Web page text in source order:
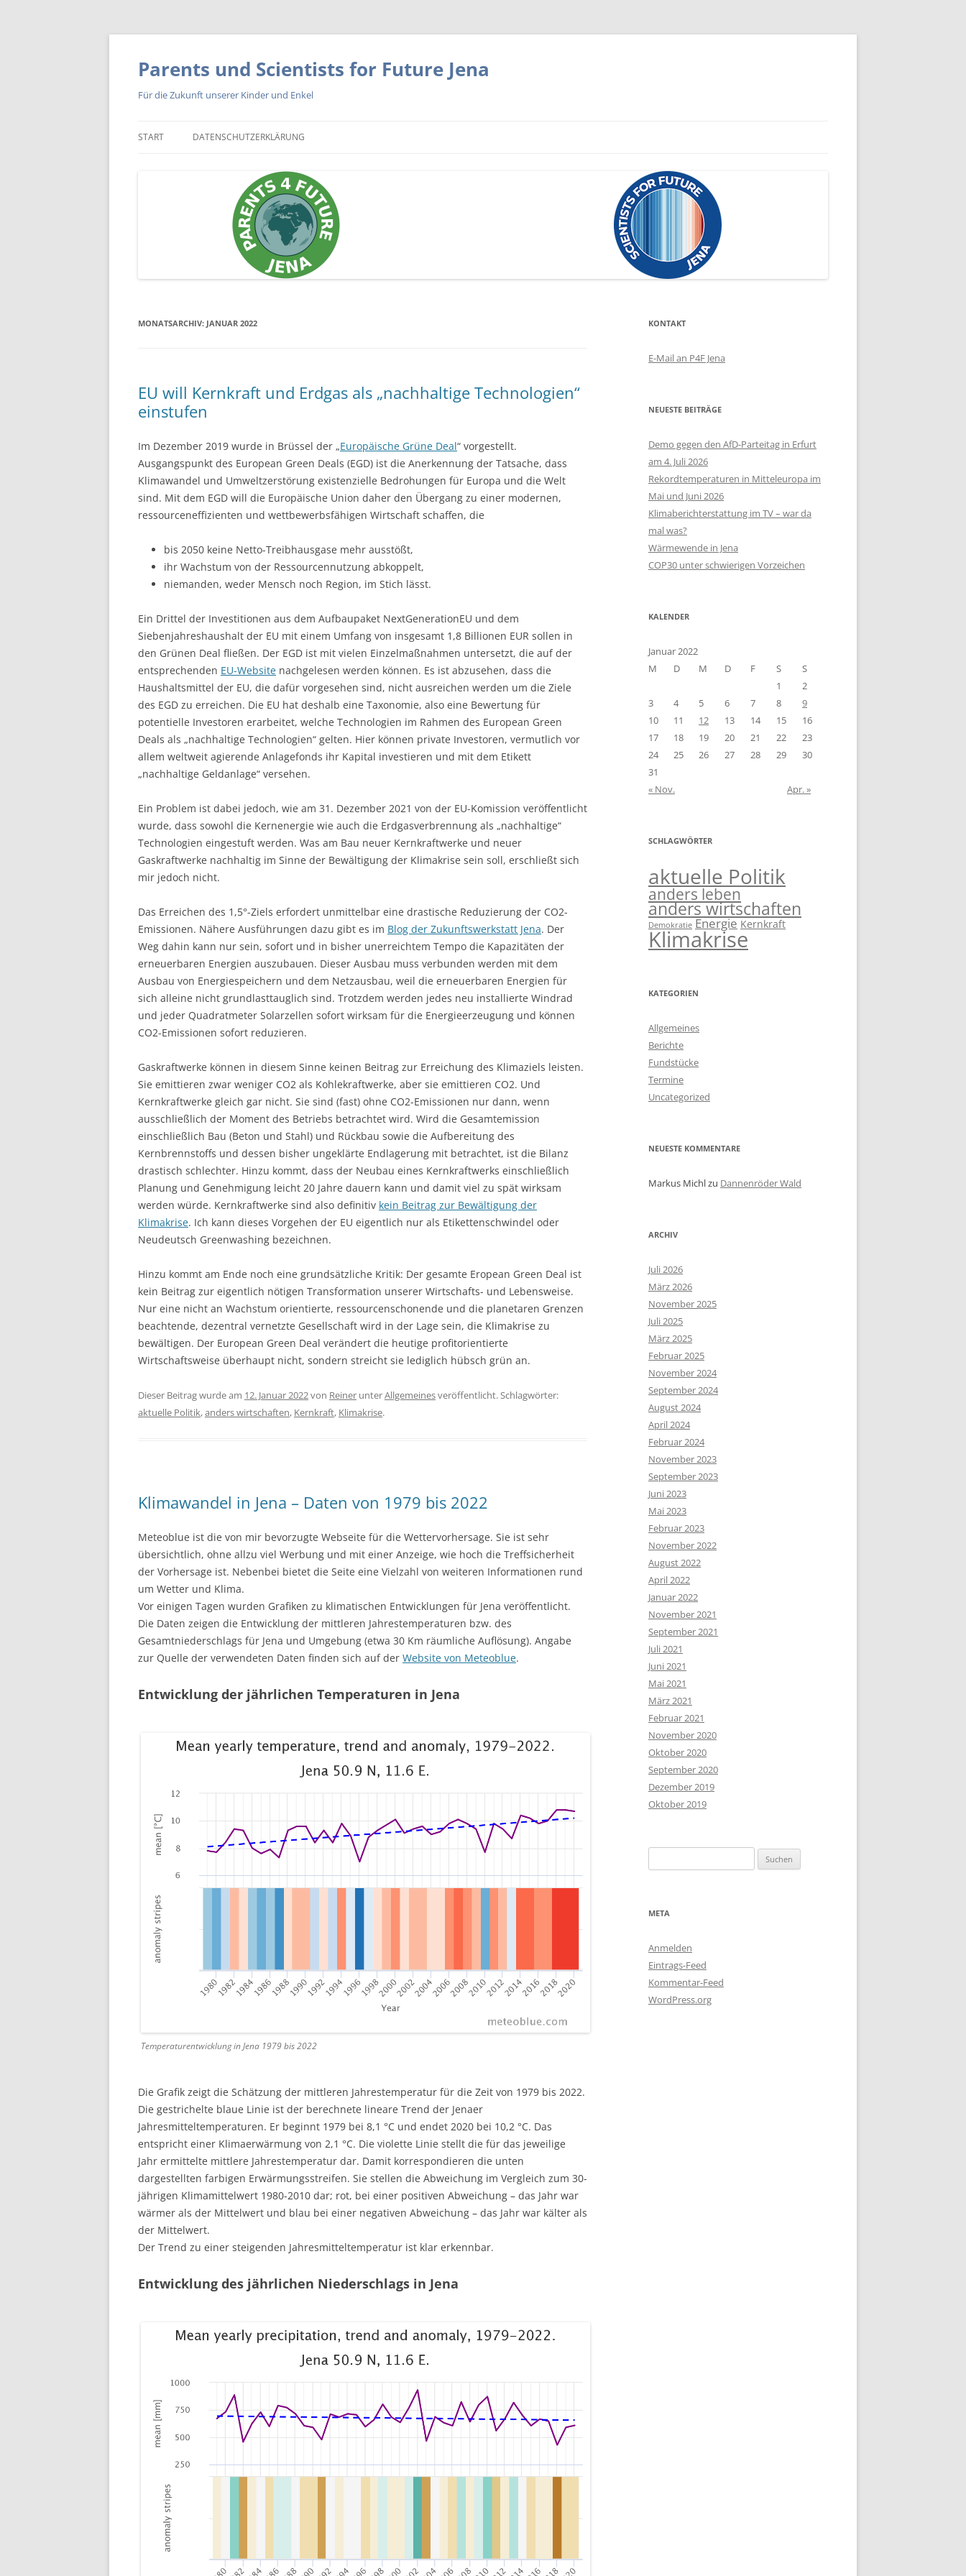
Zum
Parents und Scientists for Future Jena
Für die Zukunft unserer Kinder und Enkel
START DATENSCHUTZERKLÄRUNG
MONATSARCHIV: JANUAR 2022
EU will Kernkraft und Erdgas als „nachhaltige Technologien“
einstufen
Im Dezember 2019 wurde in Brüssel der „Europäische Grüne Deal“ vorgestellt.
Ausgangspunkt des European Green Deals (EGD) ist die Anerkennung der Tatsache, dass
Klimawandel und Umweltzerstörung existenzielle Bedrohungen für Europa und die Welt
sind. Mit dem EGD will die Europäische Union daher den Übergang zu einer modernen,
ressourceneffizienten und wettbewerbsfähigen Wirtschaft schaffen, die
bis 2050 keine Netto-Treibhausgase mehr ausstößt,
ihr Wachstum von der Ressourcennutzung abkoppelt,
niemanden, weder Mensch noch Region, im Stich lässt.
Ein Drittel der Investitionen aus dem Aufbaupaket NextGenerationEU und dem
Siebenjahreshaushalt der EU mit einem Umfang von insgesamt 1,8 Billionen EUR sollen in
den Grünen Deal fließen. Der EGD ist mit vielen Einzelmaßnahmen untersetzt, die auf der
entsprechenden EU-Website nachgelesen werden können. Es ist abzusehen, dass die
Haushaltsmittel der EU, die dafür vorgesehen sind, nicht ausreichen werden um die Ziele
des EGD zu erreichen. Die EU hat deshalb eine Taxonomie, also eine Bewertung für
potentielle Investoren erarbeitet, welche Technologien im Rahmen des European Green
Deals als „nachhaltige Technologien“ gelten. Hier können private Investoren, vermutlich vor
allem weltweit agierende Anlagefonds ihr Kapital investieren und mit dem Etikett
„nachhaltige Geldanlage“ versehen.
Ein Problem ist dabei jedoch, wie am 31. Dezember 2021 von der EU-Komission veröffentlicht
wurde, dass sowohl die Kernenergie wie auch die Erdgasverbrennung als „nachhaltige“
Technologien eingestuft werden. Was am Bau neuer Kernkraftwerke und neuer
Gaskraftwerke nachhaltig im Sinne der Bewältigung der Klimakrise sein soll, erschließt sich
mir jedoch nicht.
Das Erreichen des 1,5°-Ziels erfordert unmittelbar eine drastische Reduzierung der CO2-
Emissionen. Nähere Ausführungen dazu gibt es im Blog der Zukunftswerkstatt Jena. Der
Weg dahin kann nur sein, sofort und in bisher unerreichtem Tempo die Kapazitäten der
erneuerbaren Energien auszubauen. Dieser Ausbau muss verbunden werden mit dem
Ausbau von Energiespeichern und dem Netzausbau, weil die erneuerbaren Energien für
sich alleine nicht grundlasttauglich sind. Trotzdem werden jedes neu installierte Windrad
und jeder Quadratmeter Solarzellen sofort wirksam für die Energieerzeugung und können
CO2-Emissionen sofort reduzieren.
Gaskraftwerke können in diesem Sinne keinen Beitrag zur Erreichung des Klimaziels leisten.
Sie emittieren zwar weniger CO2 als Kohlekraftwerke, aber sie emittieren CO2. Und
Kernkraftwerke gleich gar nicht. Sie sind (fast) ohne CO2-Emissionen nur dann, wenn
ausschließlich der Moment des Betriebs betrachtet wird. Wird die Gesamtemission
einschließlich Bau (Beton und Stahl) und Rückbau sowie die Aufbereitung des
Kernbrennstoffs und dessen bisher ungeklärte Endlagerung mit betrachtet, ist die Bilanz
drastisch schlechter. Hinzu kommt, dass der Neubau eines Kernkraftwerks einschließlich
Planung und Genehmigung leicht 20 Jahre dauern kann und damit viel zu spät wirksam
werden würde. Kernkraftwerke sind also definitiv kein Beitrag zur Bewältigung der
Klimakrise. Ich kann dieses Vorgehen der EU eigentlich nur als Etikettenschwindel oder
Neudeutsch Greenwashing bezeichnen.
Hinzu kommt am Ende noch eine grundsätzliche Kritik: Der gesamte Eropean Green Deal ist
kein Beitrag zur eigentlich nötigen Transformation unserer Wirtschafts- und Lebensweise.
Nur eine nicht an Wachstum orientierte, ressourcenschonende und die planetaren Grenzen
beachtende, dezentral vernetzte Gesellschaft wird in der Lage sein, die Klimakrise zu
bewältigen. Der European Green Deal verändert die heutige profitorientierte
Wirtschaftsweise überhaupt nicht, sondern streicht sie lediglich hübsch grün an.
Dieser Beitrag wurde am 12. Januar 2022von Reiner unterAllgemeinesveröffentlicht. Schlagwörter:
aktuelle Politik,anders wirtschaften, Kernkraft, Klimakrise.
Klimawandel in Jena – Daten von 1979 bis 2022
Meteoblue ist die von mir bevorzugte Webseite für die Wettervorhersage. Sie ist sehr
übersichtlich, ohne allzu viel Werbung und mit einer Anzeige, wie hoch die Treffsicherheit
der Vorhersage ist. Nebenbei bietet die Seite eine Vielzahl von weiteren Informationen rund
um Wetter und Klima.
Vor einigen Tagen wurden Grafiken zu klimatischen Entwicklungen für Jena veröffentlicht.
Die Daten zeigen die Entwicklung der mittleren Jahrestemperaturen bzw. des
Gesamtniederschlags für Jena und Umgebung (etwa 30 Km räumliche Auflösung). Angabe
zur Quelle der verwendeten Daten finden sich auf der Website von Meteoblue.
Entwicklung der jährlichen Temperaturen in Jena
Temperaturentwicklung in Jena 1979 bis 2022
Die Grafik zeigt die Schätzung der mittleren Jahrestemperatur für die Zeit von 1979 bis 2022.
Die gestrichelte blaue Linie ist der berechnete lineare Trend der Jenaer
Jahresmitteltemperaturen. Er beginnt 1979 bei 8,1 °C und endet 2020 bei 10,2 °C. Das
entspricht einer Klimaerwärmung von 2,1 °C. Die violette Linie stellt die für das jeweilige
Jahr ermittelte mittlere Jahrestemperatur dar. Damit korrespondieren die unten
dargestellten farbigen Erwärmungsstreifen. Sie stellen die Abweichung im Vergleich zum 30-
jährigen Klimamittelwert 1980-2010 dar; rot, bei einer positiven Abweichung – das Jahr war
wärmer als der Mittelwert und blau bei einer negativen Abweichung – das Jahr war kälter als
der Mittelwert.
Der Trend zu einer steigenden Jahresmitteltemperatur ist klar erkennbar.
Entwicklung des jährlichen Niederschlags in Jena
KONTAKT
E-Mail an P4F Jena
NEUESTE BEITRÄGE
Demo gegen den AfD-Parteitag in Erfurt
am 4. Juli 2026
Rekordtemperaturen in Mitteleuropa im
Mai und Juni 2026
Klimaberichterstattung im TV – war da
mal was?
Wärmewende in Jena
COP30 unter schwierigen Vorzeichen
KALENDER
Januar 2022
M
D M D F S
S
1
2
3
4 5 6 7 8
9
10
11 12 13 14 15
16
17
18 19 20 21 22
23
24
25 26 27 28 29
30
31
« Nov.
Apr. »
SCHLAGWÖRTER
aktuelle Politik
anders leben
anders wirtschaften
Demokratie Energie Kernkraft
Klimakrise
KATEGORIEN
Allgemeines
Berichte
Fundstücke
Termine
Uncategorized
NEUESTE KOMMENTARE
Markus Michlzu Dannenröder Wald
ARCHIV
Juli 2026
März 2026
November 2025
Juli 2025
März 2025
Februar 2025
November 2024
September 2024
August 2024
April 2024
Februar 2024
November 2023
September 2023
Juni 2023
Mai 2023
Februar 2023
November 2022
August 2022
April 2022
Januar 2022
November 2021
September 2021
Juli 2021
Juni 2021
Mai 2021
März 2021
Februar 2021
November 2020
Oktober 2020
September 2020
Dezember 2019
Oktober 2019
nach:
META
Anmelden
Eintrags-Feed
Kommentar-Feed
WordPress.org